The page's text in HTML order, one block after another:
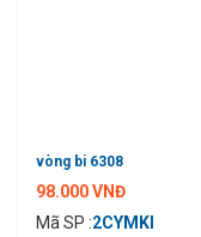
vòng bi 6308
98.000 VNĐ
Mã SP :2CYMKI